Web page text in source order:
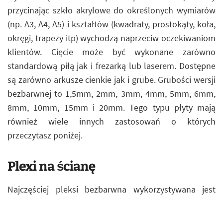
przycinając szkło akrylowe do określonych wymiarów
(np. A3, A4, A5) i kształtów (kwadraty, prostokąty, koła,
okręgi, trapezy itp) wychodzą naprzeciw oczekiwaniom
klientów. Cięcie może być wykonane zarówno
standardową piłą jak i frezarką lub laserem. Dostępne
są zarówno arkusze cienkie jak i grube. Grubości wersji
bezbarwnej to 1,5mm, 2mm, 3mm, 4mm, 5mm, 6mm,
8mm, 10mm, 15mm i 20mm. Tego typu płyty mają
również wiele innych zastosowań o których
przeczytasz poniżej.
Plexi na ścianę
Najczęściej pleksi bezbarwna wykorzystywana jest